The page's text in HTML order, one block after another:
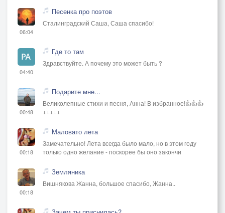
Стал коня догонять.
Но не прост жеребец,
Изловчился лягнуть,
Волк от боли завыл,
Хвост поджал промеж ног,
И упал на песок.
Стая клином сошлась,
Пыль поднЯлась столбом,
Тут ковбой матерясь,
06:04
Песенка про поэтов
Сталинградский Саша, Саша спасибо!
04:40
Где то там
Здравствуйте. А почему это может быть ?
00:48
Подарите мне...
Великолепные стихи и песня, Анна! В избранное!👍👍👍
+++++
00:18
Маловато лета
Замечательно! Лета всегда было мало, но в этом году
только одно желание - поскорее бы оно закончи
00:18
Земляника
Вишнякова Жанна, большое спасибо, Жанна..